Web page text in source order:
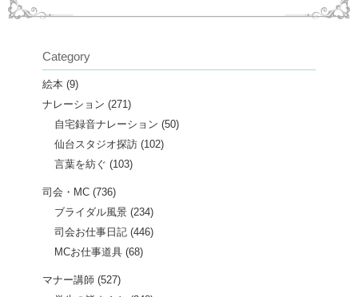
Category
絵本(9)
ナレーション (271)
自宅録音ナレーション (50)
仙台スタジオ探訪(102)
言葉を紡ぐ (103)
司会・MC(736)
ブライダル風景(234)
司会お仕事日記(446)
MCお仕事道具(68)
マナー講師(527)